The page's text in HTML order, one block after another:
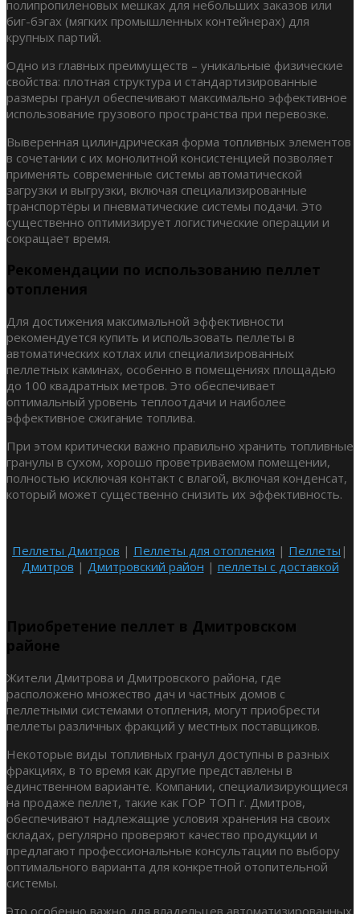
полипропиленовых мешках для небольших заказов или
биг-бэгах (мягких промышленных контейнерах) для
крупных партий.
Одно из главных преимуществ – уникальные физические
свойства: плотная структура и стандартизированные
размеры гранул обеспечивают максимально эффективное
использование грузового пространства при перевозке.
Выверенная цилиндрическая форма топливных элементов
в сочетании с их монолитной консистенцией позволяет
применять современные системы автоматической
загрузки и выгрузки, включая специализированные
транспортёры и пневматические системы подачи. Это
существенно оптимизирует логистические операции и
сокращает время.
Рекомендации по использованию пеллет
отопления
Для достижения максимальной эффективности
рекомендуется купить и использовать пеллеты в
автоматических котлах или специализированных
пеллетных каминах, особенно в помещениях площадью
до 100 квадратных метров. Это обеспечивает
оптимальный уровень теплоотдачи и наиболее
эффективное сжигание топлива.
При этом критически важно правильно хранить топливные
гранулы в сухом, хорошо проветриваемом помещении,
полностью исключая контакт с влагой, включая конденсат,
который может существенно снизить их эффективность.
Пеллеты Дмитров | Пеллеты для отопления | Пеллеты |
Дмитров | Дмитровский район | пеллеты с доставкой
Приобретение пеллет в Дмитровском
районе
Жители Дмитрова и Дмитровского района, где
расположено множество дач и частных домов с
пеллетными системами отопления, могут приобрести
пеллеты различных фракций у местных поставщиков.
Некоторые виды топливных гранул доступны в разных
фракциях, в то время как другие представлены в
единственном варианте. Компании, специализирующиеся
на продаже пеллет, такие как ГОР ТОП г. Дмитров,
обеспечивают надлежащие условия хранения на своих
складах, регулярно проверяют качество продукции и
предлагают профессиональные консультации по выбору
оптимального варианта для конкретной отопительной
системы.
Это особенно важно для владельцев автоматизированных